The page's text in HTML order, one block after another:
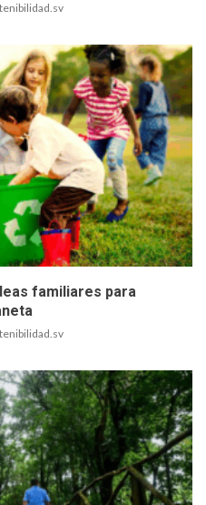
familiares para